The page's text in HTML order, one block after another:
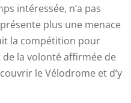
intéressée, n’a pas
plus une menace
la compétition pour
la volonté affirmée de
le Vélodrome et d’y